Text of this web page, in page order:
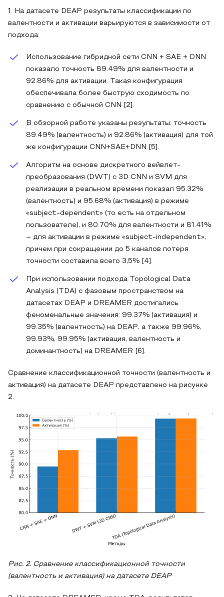
1. На датасете DEAP результаты классификации по
валентности и активации варьируются в зависимости от
подхода:
Использование гибридной сети CNN + SAE + DNN
показало точность 89.49% для валентности и
92.86% для активации. Такая конфигурация
обеспечивала более быструю сходимость по
сравнению с обычной CNN [2].
В обзорной работе указаны результаты: точность
89.49% (валентность) и 92.86% (активация) для той
же конфигурации CNN+SAE+DNN [5].
Алгоритм на основе дискретного вейвлет-
преобразования (DWT) с 3D CNN и SVM для
реализации в реальном времени показал 95.32%
(валентность) и 95.68% (активация) в режиме
«subject-dependent» (то есть на отдельном
пользователе), и 80.70% для валентности и 81.41%
– для активации в режиме «subject-independent»,
причем при сокращении до 5 каналов потеря
точности составила всего 3,5% [4].
При использовании подхода Topological Data
Analysis (TDA) с фазовым пространством на
датасетах DEAP и DREAMER достигались
феноменальные значения: 99.37% (активация) и
99.35% (валентность) на DEAP, а также 99.96%,
99.93%, 99.95% (активация, валентность и
доминантность) на DREAMER [6].
Сравнение классификационной точности (валентность и
активация) на датасете DEAP представлено на рисунке
2.
Рис. 2. Сравнение классификационной точности
(валентность и активация) на датасете DEAP